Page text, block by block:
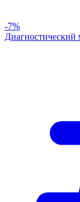
-7%
Диагностический